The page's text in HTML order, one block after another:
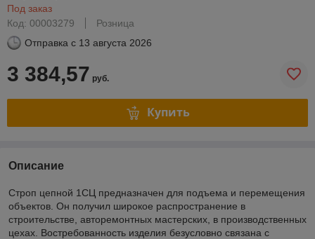
Под заказ
Код: 00003279
Розница
Отправка с 13 августа 2026
3 384,57 руб.
Купить
Описание
Строп цепной 1СЦ предназначен для подъема и перемещения
объектов. Он получил широкое распространение в
строительстве, авторемонтных мастерских, в производственных
цехах. Востребованность изделия безусловно связана с